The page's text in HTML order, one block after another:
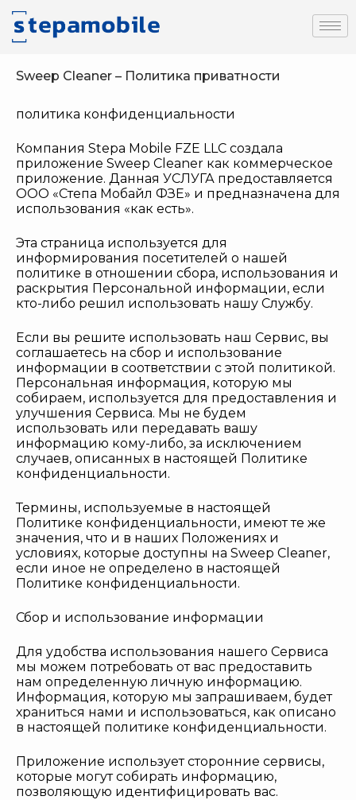
Sweep Cleaner – Политика приватности
политика конфиденциальности
Компания Stepa Mobile FZE LLC создала
приложение Sweep Cleaner как коммерческое
приложение. Данная УСЛУГА предоставляется
ООО «Степа Мобайл ФЗЕ» и предназначена для
использования «как есть».
Эта страница используется для
информирования посетителей о нашей
политике в отношении сбора, использования и
раскрытия Персональной информации, если
кто-либо решил использовать нашу Службу.
Если вы решите использовать наш Сервис, вы
соглашаетесь на сбор и использование
информации в соответствии с этой политикой.
Персональная информация, которую мы
собираем, используется для предоставления и
улучшения Сервиса. Мы не будем
использовать или передавать вашу
информацию кому-либо, за исключением
случаев, описанных в настоящей Политике
конфиденциальности.
Термины, используемые в настоящей
Политике конфиденциальности, имеют те же
значения, что и в наших Положениях и
условиях, которые доступны на Sweep Cleaner,
если иное не определено в настоящей
Политике конфиденциальности.
Сбор и использование информации
Для удобства использования нашего Сервиса
мы можем потребовать от вас предоставить
нам определенную личную информацию.
Информация, которую мы запрашиваем, будет
храниться нами и использоваться, как описано
в настоящей политике конфиденциальности.
Приложение использует сторонние сервисы,
которые могут собирать информацию,
позволяющую идентифицировать вас.